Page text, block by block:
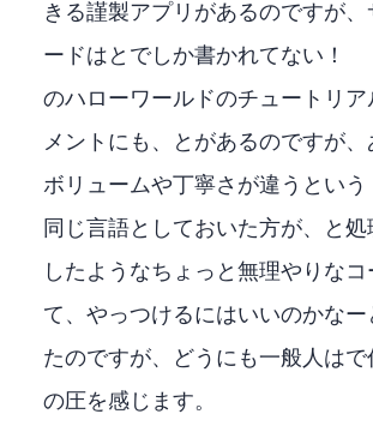
きるMicrosoft謹製アプリがあるのですが
ードはXAMLとC#でしか書かれてない！
UWPのハローワールドのチュートリ
メントにも、
と があるのですが、
ボリュームや丁寧さが違うという
同じ言語としておいた方が、GUIと
したようなちょっと無理やりなコ
て、やっつけるにはいいのかなー
たのですが、どうにも一般人はC#で
の圧を感じます。